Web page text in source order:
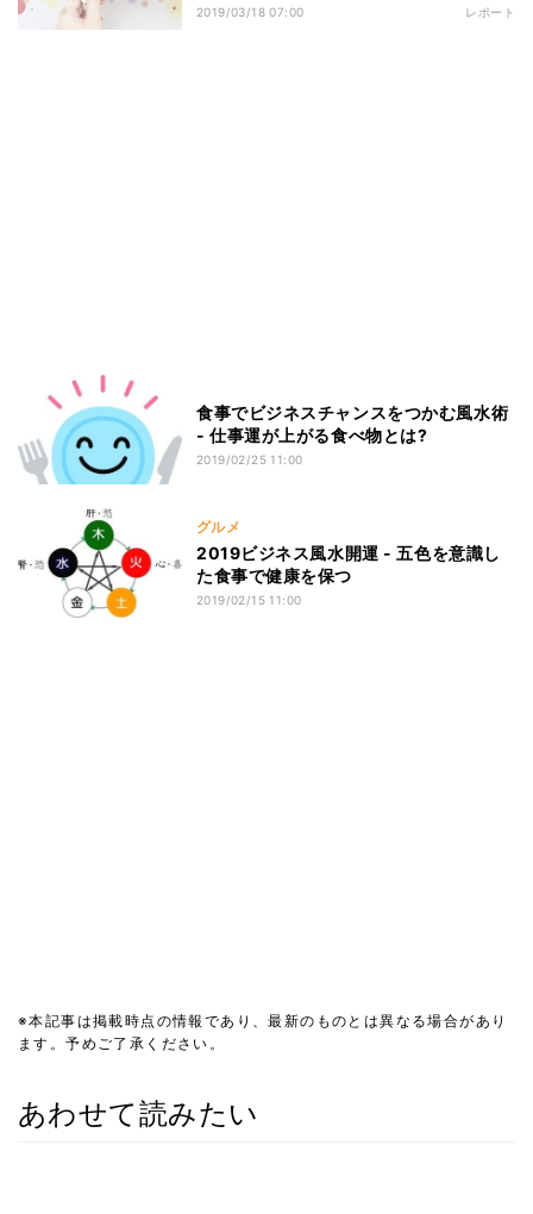
2019/03/18 07:00 レポート
食事でビジネスチャンスをつかむ風水術
- 仕事運が上がる食べ物とは?
2019/02/25 11:00
グルメ
2019ビジネス風水開運 - 五色を意識し
た食事で健康を保つ
2019/02/15 11:00
※本記事は掲載時点の情報であり、最新のものとは異なる場合があり
ます。予めご了承ください。
あわせて読みたい